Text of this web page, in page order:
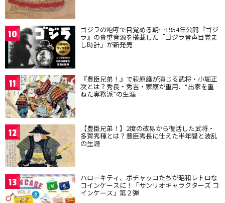
10 ゴジラの咆哮で目覚める朝…1954年公開『ゴジ
ラ』の貴重音源を搭載した「ゴジラ音声目覚ま
し時計」が新発売
11 『豊臣兄弟！』で萩原護が演じる武将・小堀正
次とは？秀長・秀吉・家康が重用、“出家を重
ねた実務派”の生涯
12 【豊臣兄弟！】2度の改易から復活した武将・
多賀秀種とは？豊臣秀長に仕えた半年間と波乱
の生涯
13 ハローキティ、ポチャッコたちが昭和レトロな
コインケースに！「サンリオキャラクターズ コ
インケース」第２弾